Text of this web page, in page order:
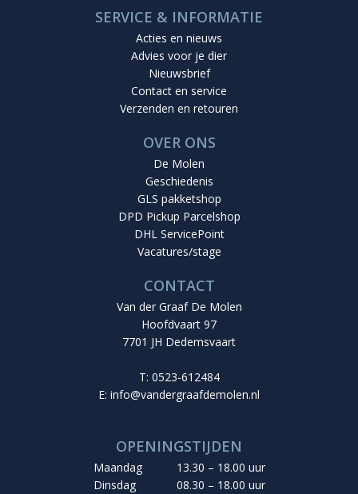
SERVICE & INFORMATIE
Acties en nieuws
Advies voor je dier
Nieuwsbrief
Contact en service
Verzenden en retouren
OVER ONS
De Molen
Geschiedenis
GLS pakketshop
DPD Pickup Parcelshop
DHL ServicePoint
Vacatures/stage
CONTACT
Van der Graaf De Molen
Hoofdvaart 97
7701 JH Dedemsvaart
T: 0523-612484
E: info@vandergraafdemolen.nl
OPENINGSTIJDEN
Maandag
13.30 – 18.00 uur
Dinsdag
08.30 – 18.00 uur